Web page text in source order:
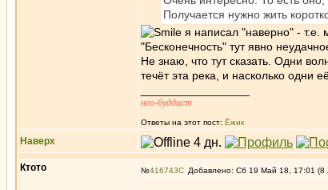
Получается нужно жить
я написал "наверно" - т.е.
"Бесконечность" тут явно
Не знаю, что тут сказать. Одни
течёт эта река, и насколько одни
нео-буддист
Ответы на этот пост: Ёжик
Наверх
Ктото №416743 Добавлено: Сб 19 Май 18, 17:01 (8